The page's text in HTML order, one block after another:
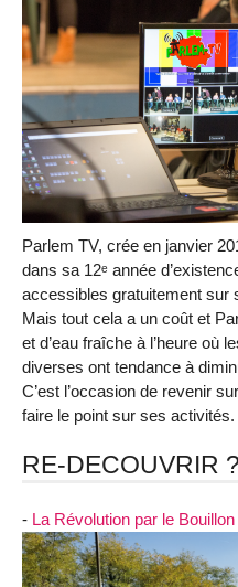
Parlem TV, crée en janvier
dans sa 12ᵉ année
accessibles gratuitement sur
Mais tout cela a un coût et
et d’eau fraîche à l’heure où
diverses ont tendance à
C’est l’occasion de revenir
faire le point sur ses
RE-DECOUVRIR ?
- La Révolution par le Bouillon